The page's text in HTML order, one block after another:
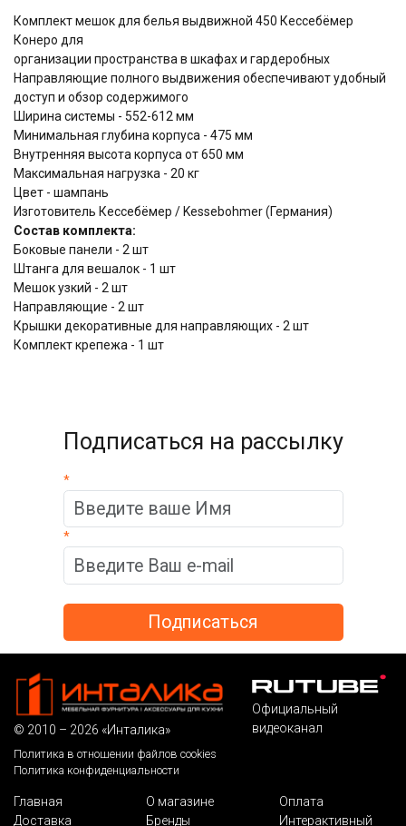
Комплект мешок для белья выдвижной 450 Кессебёмер
Конеро для
организации пространства в шкафах и гардеробных
Направляющие полного выдвижения обеспечивают удобный
доступ и обзор содержимого
Ширина системы - 552-612 мм
Минимальная глубина корпуса - 475 мм
Внутренняя высота корпуса от 650 мм
Максимальная нагрузка - 20 кг
Цвет - шампань
Изготовитель Кессебёмер / Kessebohmer (Германия)
Состав комплекта:
Боковые панели - 2 шт
Штанга для вешалок - 1 шт
Мешок узкий - 2 шт
Направляющие - 2 шт
Крышки декоративные для направляющих - 2 шт
Комплект крепежа - 1 шт
Подписаться на рассылку
*
*
© 2010 – 2026 «Инталика»
Политика в отношении файлов cookies
Политика конфиденциальности
Официальный
видеоканал
Главная О магазине
Оплата
Доставка
Бренды Интерактивный